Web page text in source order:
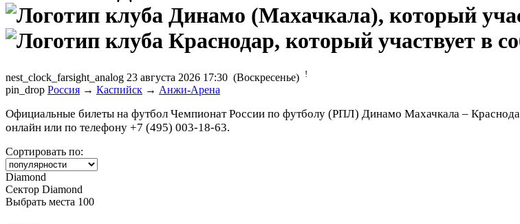
nest_clock_farsight_analog 23 августа 2026 17:30 (Воскресенье) !
pin_drop Россия → Каспийск → Анжи-Арена
Официальные билеты на футбол Чемпионат России по футболу (РПЛ) Динамо Махачкала –
онлайн или по телефону +7 (495) 003-18-63.
Сортировать по:
Diamond
Сектор Diamond
Выбрать места 100